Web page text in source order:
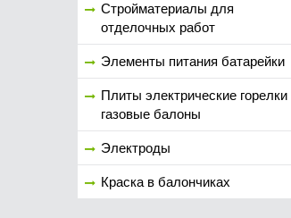
Стройматериалы для
отделочных работ
Элементы питания батарейки
Плиты электрические горелки
газовые балоны
Электроды
Краска в балончиках